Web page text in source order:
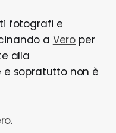
fotografi e
a Vero per
alla
sopratutto non è
.